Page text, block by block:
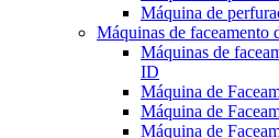
Máquina de
Máquinas de faceamento
Máquinas de
ID
Máquina de
Máquina de
Máquina de